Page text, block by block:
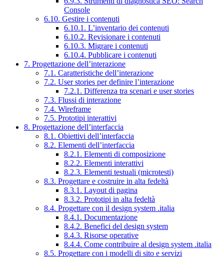
Console
6.10. Gestire i contenuti
6.10.1. L’inventario dei contenuti
6.10.2. Revisionare i contenuti
6.10.3. Migrare i contenuti
6.10.4. Pubblicare i contenuti
7. Progettazione dell’interazione
7.1. Caratteristiche dell’interazione
7.2. User stories per definire l’interazione
7.2.1. Differenza tra scenari e user stories
7.3. Flussi di interazione
7.4. Wireframe
7.5. Prototipi interattivi
8. Progettazione dell’interfaccia
8.1. Obiettivi dell’interfaccia
8.2. Elementi dell’interfaccia
8.2.1. Elementi di composizione
8.2.2. Elementi interattivi
8.2.3. Elementi testuali (microtesti)
8.3. Progettare e costruire in alta fedeltà
8.3.1. Layout di pagina
8.3.2. Prototipi in alta fedeltà
8.4. Progettare con il design system .italia
8.4.1. Documentazione
8.4.2. Benefici del design system
8.4.3. Risorse operative
8.4.4. Come contribuire al design system .italia
8.5. Progettare con i modelli di sito e servizi